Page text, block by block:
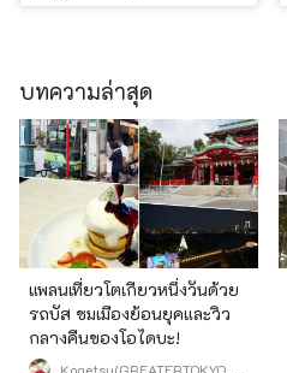
บทความล่าสุด
แพลนเที่ยวโตเกียวหนึ่งวันด้วย
รถบัส ชมเมืองย้อนยุคและวิว
กลางคืนของโอไดบะ!